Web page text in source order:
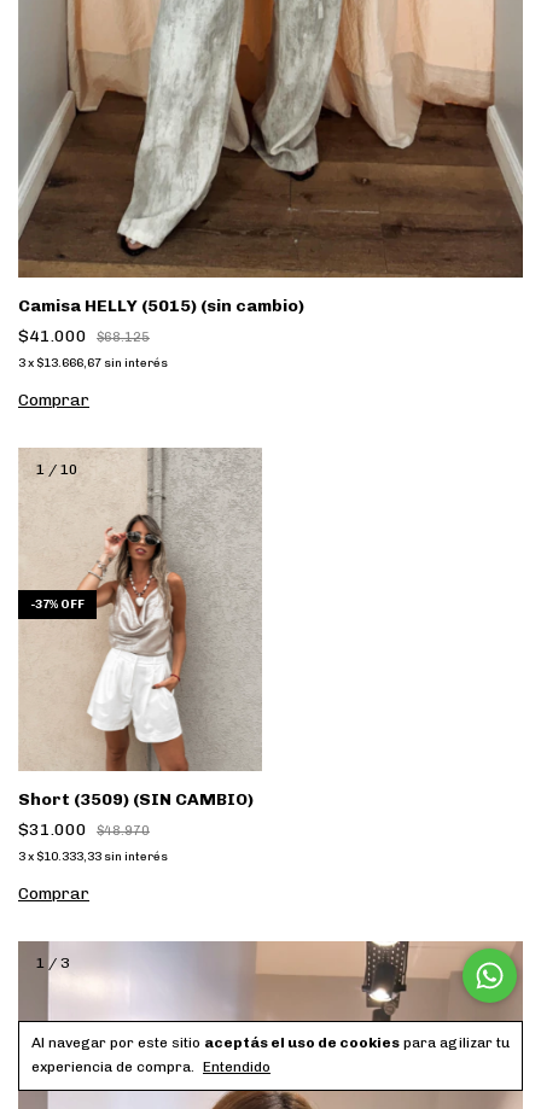
Al navegar por este sitio aceptás el uso de cookies para agilizar tu
experiencia de compra. Entendido
Camisa HELLY (5015) (sin cambio)
$41.000
$68.125
3x $13.666,67 sin interés
Comprar
1 / 10
-37% OFF
Short (3509) (SIN CAMBIO)
$31.000
$48.970
3x $10.333,33 sin interés
Comprar
1 / 3